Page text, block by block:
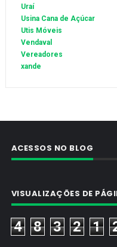
Uraí
Usina Cana de Açúcar
Utis Móveis
Vendaval
Vereadores
xande
ACESSOS NO BLOG
VISUALIZAÇÕES DE
4 8 3 2 1